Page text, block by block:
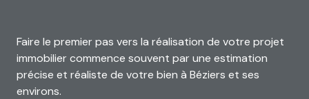
Faire le premier pas vers la réalisation de votre projet
immobilier commence souvent par une estimation
précise et réaliste de votre bien à Béziers et ses
environs.